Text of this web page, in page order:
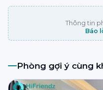
Thông tin
Báo
Phòng gợi ý cùng